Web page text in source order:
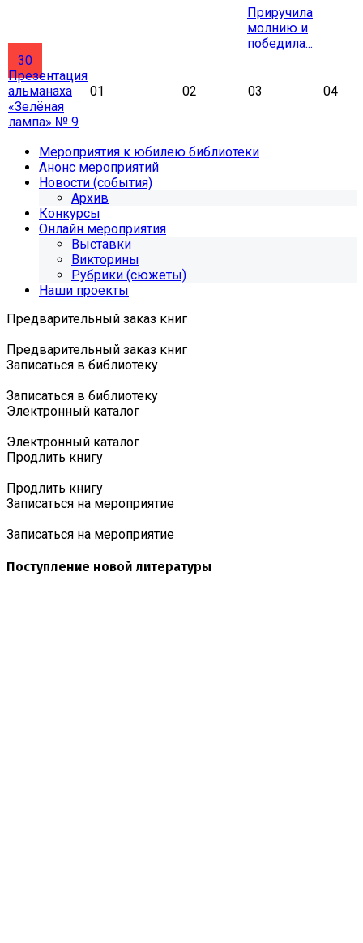
Приручила
молнию и
победила...
30
Презентация
альманаха
«Зелёная
лампа» № 9
01 02 03 04
Мероприятия к юбилею библиотеки
Анонс мероприятий
Новости (события)
Архив
Конкурсы
Онлайн мероприятия
Выставки
Викторины
Рубрики (сюжеты)
Наши проекты
Предварительный заказ книг
Предварительный заказ книг
Записаться в библиотеку
Записаться в библиотеку
Электронный каталог
Электронный каталог
Продлить книгу
Продлить книгу
Записаться на мероприятие
Записаться на мероприятие
Поступление новой литературы